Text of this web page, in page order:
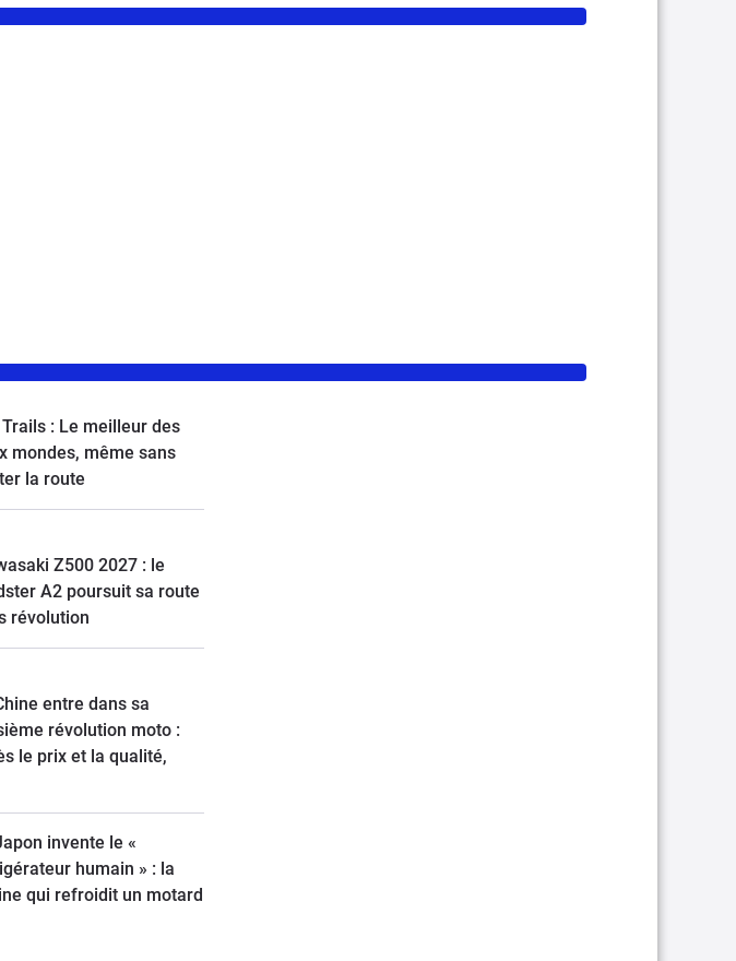
Trails : Le meilleur des
mondes, même sans
la route
Z500 2027 : le
A2 poursuit sa route
révolution
entre dans sa
révolution moto :
le prix et la qualité,
invente le «
humain » : la
qui refroidit un motard